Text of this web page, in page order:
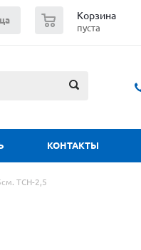
Корзина
пуста
КОНТАКТЫ
ТСН-2,5